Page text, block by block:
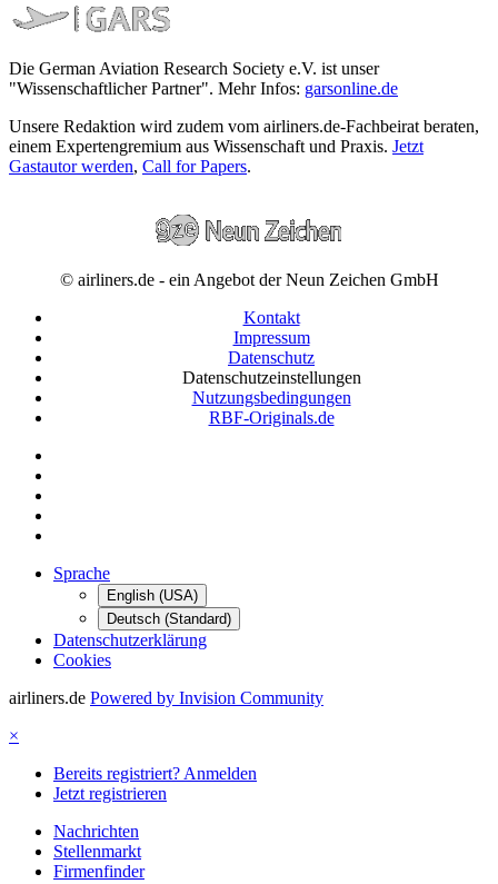
Die German Aviation Research Society e.V. ist unser
"Wissenschaftlicher Partner". Mehr Infos: garsonline.de
Unsere Redaktion wird zudem vom airliners.de-Fachbeirat beraten,
einem Expertengremium aus Wissenschaft und Praxis. Jetzt
Gastautor werden, Call for Papers.
© airliners.de - ein Angebot der Neun Zeichen GmbH
Kontakt
Impressum
Datenschutz
Datenschutzeinstellungen
Nutzungsbedingungen
RBF-Originals.de
Sprache
English (USA)
Deutsch (Standard)
Datenschutzerklärung
Cookies
airliners.de Powered by Invision Community
×
Bereits registriert? Anmelden
Jetzt registrieren
Nachrichten
Stellenmarkt
Firmenfinder